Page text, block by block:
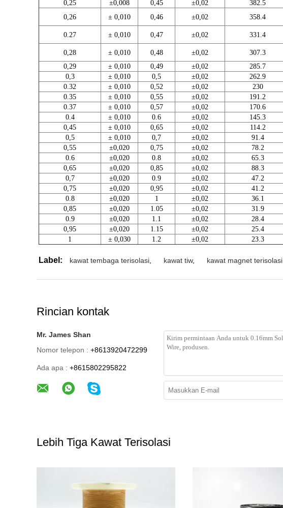
0,25
±0,008 0,45 ±0,02 382.5
0,26
± 0,010 0,46 ±0,02 358.4
0.27 ± 0,010 0,47 ±0,02 331.4
0,28 ± 0,010 0,48 ±0,02 307.3
0,29
± 0,010 0,49 ±0,02 285.7
0,3
± 0,010 0,5 ±0,02 262.9
0.32
± 0,010 0,52 ±0,02 230
0.35
± 0,010 0,55 ±0,02 191.2
0.37
± 0,010 0,57 ±0,02 170.6
0.4
± 0,010 0.6 ±0,02 145.3
0,45
± 0,010 0,65 ±0,02 114.2
0,5
± 0,010 0,7 ±0,02 91.4
0,55
±0,020 0,75 ±0,02 78.2
0.6
±0,020 0.8 ±0,02 65.3
0,65
±0,020 0,85 ±0,02 88.3
0,7
±0,020 0.9 ±0,02 47.2
0,75
±0,020 0,95 ±0,02 41.2
0.8
±0,020 1 ±0,02 36.1
0,85
±0,020 1.05 ±0,02 31.9
0.9
±0,020 1.1 ±0,02 28.4
0,95
±0,020 1.15 ±0,02 25.4
1
± 0,030 1.2 ±0,02 23.3
Label: kawat tembaga terisolasi kawat tiw, kawat magnet terisolasi
Rincian kontak
Mr. James Shan
Nomor telepon : +8613920472299
Ada apa : +8615802295822
Lebih Tiga Kawat Terisolasi